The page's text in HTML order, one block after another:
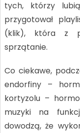
tych, którzy lubią
przygotował
(klik), która z
sprzątanie.
Co ciekawe,
endorfiny –
kortyzolu –
muzyki na
dowodzą, że